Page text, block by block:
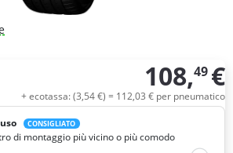
108,49 €
+ ecotassa: (3,54€) = 112,03 € per pneumatico
CONSIGLIATO
di montaggio più vicino o più comodo